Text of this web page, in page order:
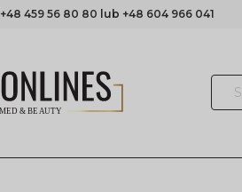
+48 459 56 80 80 lub +48 604 966 041